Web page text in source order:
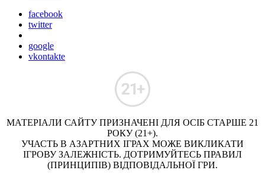
facebook
twitter
google
vkontakte
МАТЕРІАЛИ САЙТУ ПРИЗНАЧЕНІ ДЛЯ ОСІБ СТАРШЕ 21
РОКУ (21+).
УЧАСТЬ В АЗАРТНИХ ІГРАХ МОЖЕ ВИКЛИКАТИ
ІГРОВУ ЗАЛЕЖНІСТЬ. ДОТРИМУЙТЕСЬ ПРАВИЛ
(ПРИНЦИПІВ) ВІДПОВІДАЛЬНОЇ ГРИ.